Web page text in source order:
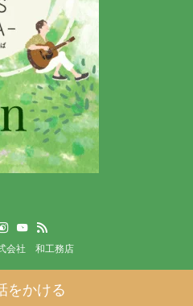
会社 和工務店
をかける